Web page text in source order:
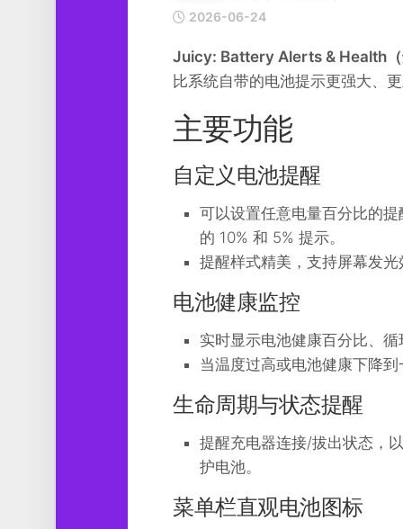
统
工
图
设
计
媒
体
软
娱
乐
2026-06-24
Juicy: Battery Alerts & Health
比系统自带的电池提示更强大、
主要功能
自定义电池提醒
可以设置任意电量百分比的
的 10% 和 5% 提示。
提醒样式精美，支持屏幕发
电池健康监控
实时显示电池健康百分比、
当温度过高或电池健康下降
生命周期与状态提醒
提醒充电器连接/拔出状态，
护电池。
菜单栏直观电池图标